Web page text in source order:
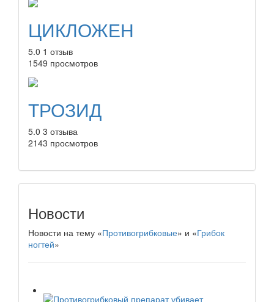
ЦИКЛОЖЕН
5.0 1 отзыв
1549 просмотров
ТРОЗИД
5.0 3 отзыва
2143 просмотров
Новости
Новости на тему «Противогрибковые» и «Грибок
ногтей»